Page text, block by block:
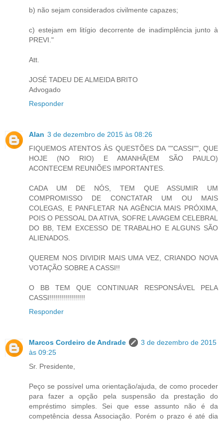
b) não sejam considerados civilmente capazes;
c) estejam em litígio decorrente de inadimplência junto à
PREVI."
Att.
JOSÉ TADEU DE ALMEIDA BRITO
Advogado
Responder
Alan 3 de dezembro de 2015 às 08:26
FIQUEMOS ATENTOS ÀS QUESTÕES DA ""CASSI"", QUE
HOJE (NO RIO) E AMANHÃ(EM SÃO PAULO)
ACONTECEM REUNIÕES IMPORTANTES.
CADA UM DE NÓS, TEM QUE ASSUMIR UM
COMPROMISSO DE CONCTATAR UM OU MAIS
COLEGAS, E PANFLETAR NA AGÊNCIA MAIS PRÓXIMA,
POIS O PESSOAL DA ATIVA, SOFRE LAVAGEM CELEBRAL
DO BB, TEM EXCESSO DE TRABALHO E ALGUNS SÃO
ALIENADOS.
QUEREM NOS DIVIDIR MAIS UMA VEZ, CRIANDO NOVA
VOTAÇÃO SOBRE A CASSI!!
O BB TEM QUE CONTINUAR RESPONSÁVEL PELA
CASSI!!!!!!!!!!!!!!!!!!
Responder
Marcos Cordeiro de Andrade
3 de dezembro de 2015
às 09:25
Sr. Presidente,
Peço se possível uma orientação/ajuda, de como proceder
para fazer a opção pela suspensão da prestação do
empréstimo simples. Sei que esse assunto não é da
competência dessa Associação. Porém o prazo é até dia